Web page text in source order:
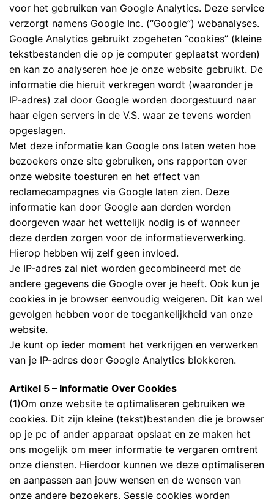
voor het gebruiken van Google Analytics. Deze service
verzorgt namens Google Inc. (“Google”) webanalyses.
Google Analytics gebruikt zogeheten “cookies” (kleine
tekstbestanden die op je computer geplaatst worden)
en kan zo analyseren hoe je onze website gebruikt. De
informatie die hieruit verkregen wordt (waaronder je
IP-adres) zal door Google worden doorgestuurd naar
haar eigen servers in de V.S. waar ze tevens worden
opgeslagen.
Met deze informatie kan Google ons laten weten hoe
bezoekers onze site gebruiken, ons rapporten over
onze website toesturen en het effect van
reclamecampagnes via Google laten zien. Deze
informatie kan door Google aan derden worden
doorgeven waar het wettelijk nodig is of wanneer
deze derden zorgen voor de informatieverwerking.
Hierop hebben wij zelf geen invloed.
Je IP-adres zal niet worden gecombineerd met de
andere gegevens die Google over je heeft. Ook kun je
cookies in je browser eenvoudig weigeren. Dit kan wel
gevolgen hebben voor de toegankelijkheid van onze
website.
Je kunt op ieder moment het verkrijgen en verwerken
van je IP-adres door Google Analytics blokkeren.
Artikel 5 – Informatie Over Cookies
(1)Om onze website te optimaliseren gebruiken we
cookies. Dit zijn kleine (tekst)bestanden die je browser
op je pc of ander apparaat opslaat en ze maken het
ons mogelijk om meer informatie te vergaren omtrent
onze diensten. Hierdoor kunnen we deze optimaliseren
en aanpassen aan jouw wensen en de wensen van
onze andere bezoekers. Sessie cookies worden